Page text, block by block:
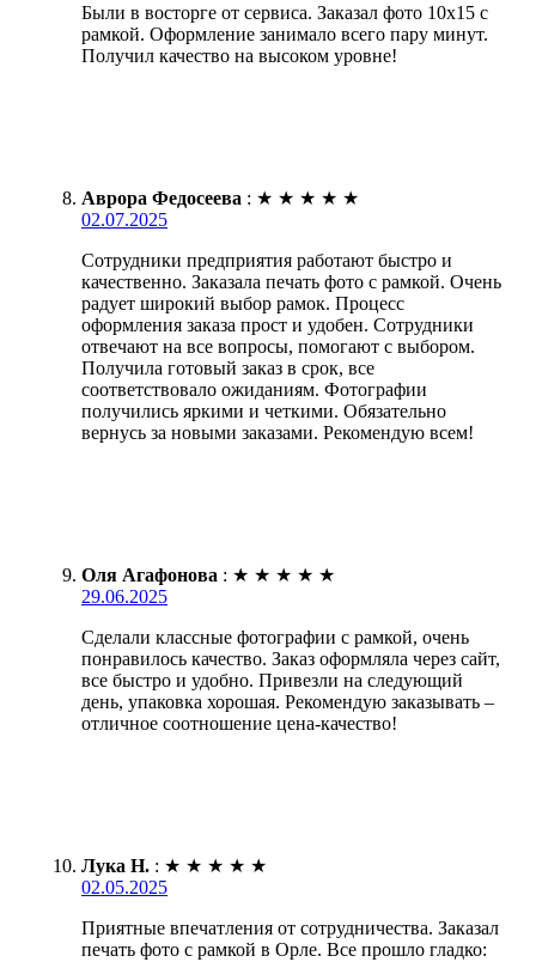
Были в восторге от сервиса. Заказал фото 10х15 с
рамкой. Оформление занимало всего пару минут.
Получил качество на высоком уровне!
Аврора Федосеева : ★ ★ ★ ★ ★
02.07.2025
Сотрудники предприятия работают быстро и
качественно. Заказала печать фото с рамкой. Очень
радует широкий выбор рамок. Процесс
оформления заказа прост и удобен. Сотрудники
отвечают на все вопросы, помогают с выбором.
Получила готовый заказ в срок, все
соответствовало ожиданиям. Фотографии
получились яркими и четкими. Обязательно
вернусь за новыми заказами. Рекомендую всем!
Оля Агафонова : ★ ★ ★ ★ ★
29.06.2025
Сделали классные фотографии с рамкой, очень
понравилось качество. Заказ оформляла через сайт,
все быстро и удобно. Привезли на следующий
день, упаковка хорошая. Рекомендую заказывать –
отличное соотношение цена-качество!
Лука Н. : ★ ★ ★ ★ ★
02.05.2025
Приятные впечатления от сотрудничества. Заказал
печать фото с рамкой в Орле. Все прошло гладко: